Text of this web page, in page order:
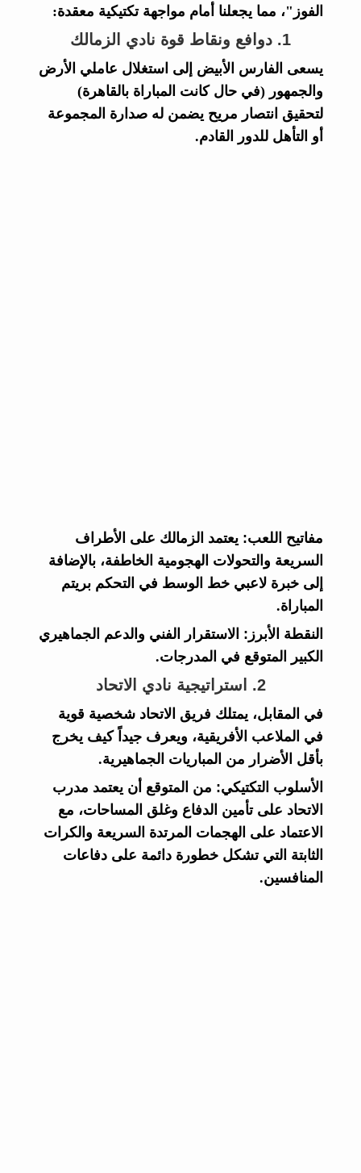
الفوز"، مما يجعلنا أمام مواجهة تكتيكية معقدة:
1. دوافع ونقاط قوة نادي الزمالك
يسعى الفارس الأبيض إلى استغلال عاملي الأرض
والجمهور (في حال كانت المباراة بالقاهرة)
لتحقيق انتصار مريح يضمن له صدارة المجموعة
أو التأهل للدور القادم.
مفاتيح اللعب: يعتمد الزمالك على الأطراف
السريعة والتحولات الهجومية الخاطفة، بالإضافة
إلى خبرة لاعبي خط الوسط في التحكم بريتم
المباراة.
النقطة الأبرز: الاستقرار الفني والدعم الجماهيري
الكبير المتوقع في المدرجات.
2. استراتيجية نادي الاتحاد
في المقابل، يمتلك فريق الاتحاد شخصية قوية
في الملاعب الأفريقية، ويعرف جيداً كيف يخرج
بأقل الأضرار من المباريات الجماهيرية.
الأسلوب التكتيكي: من المتوقع أن يعتمد مدرب
الاتحاد على تأمين الدفاع وغلق المساحات، مع
الاعتماد على الهجمات المرتدة السريعة والكرات
الثابتة التي تشكل خطورة دائمة على دفاعات
المنافسين.